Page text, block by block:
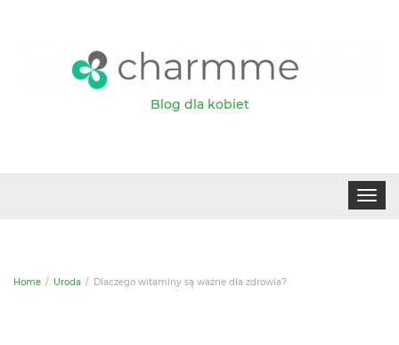
Blog dla kobiet
Toggle
Home Uroda Dlaczego witaminy są ważne dla zdrowia?